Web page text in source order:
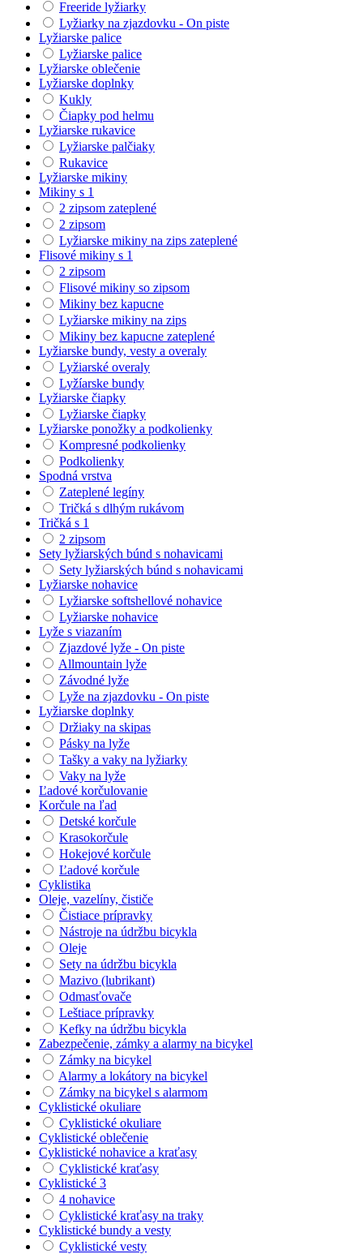
Freeride lyžiarky
Lyžiarky na zjazdovku - On piste
Lyžiarske palice
Lyžiarske palice
Lyžiarske oblečenie
Lyžiarske doplnky
Kukly
Čiapky pod helmu
Lyžiarske rukavice
Lyžiarske palčiaky
Rukavice
Lyžiarske mikiny
Mikiny s 1
2 zipsom zateplené
2 zipsom
Lyžiarske mikiny na zips zateplené
Flisové mikiny s 1
2 zipsom
Flisové mikiny so zipsom
Mikiny bez kapucne
Lyžiarske mikiny na zips
Mikiny bez kapucne zateplené
Lyžiarske bundy, vesty a overaly
Lyžiarské overaly
Lyžíarske bundy
Lyžiarske čiapky
Lyžiarske čiapky
Lyžiarske ponožky a podkolienky
Kompresné podkolienky
Podkolienky
Spodná vrstva
Zateplené legíny
Tričká s dlhým rukávom
Tričká s 1
2 zipsom
Sety lyžiarských búnd s nohavicami
Sety lyžiarských búnd s nohavicami
Lyžiarske nohavice
Lyžiarske softshellové nohavice
Lyžiarske nohavice
Lyže s viazaním
Zjazdové lyže - On piste
Allmountain lyže
Závodné lyže
Lyže na zjazdovku - On piste
Lyžiarske doplnky
Držiaky na skipas
Pásky na lyže
Tašky a vaky na lyžiarky
Vaky na lyže
Ľadové korčulovanie
Korčule na ľad
Detské korčule
Krasokorčule
Hokejové korčule
Ľadové korčule
Cyklistika
Oleje, vazelíny, čističe
Čistiace prípravky
Nástroje na údržbu bicykla
Oleje
Sety na údržbu bicykla
Mazivo (lubrikant)
Odmasťovače
Leštiace prípravky
Kefky na údržbu bicykla
Zabezpečenie, zámky a alarmy na bicykel
Zámky na bicykel
Alarmy a lokátory na bicykel
Zámky na bicykel s alarmom
Cyklistické okuliare
Cyklistické okuliare
Cyklistické oblečenie
Cyklistické nohavice a kraťasy
Cyklistické kraťasy
Cyklistické 3
4 nohavice
Cyklistické kraťasy na traky
Cyklistické bundy a vesty
Cyklistické vesty